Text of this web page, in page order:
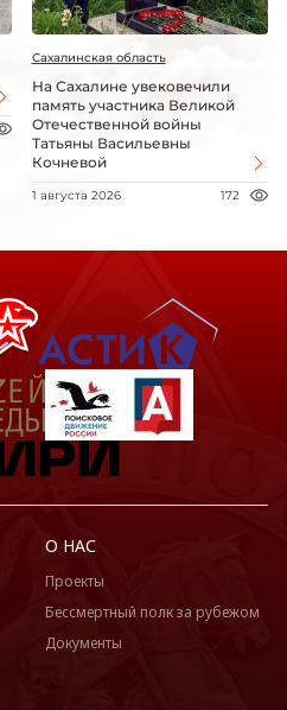
Сахалинская область
На Сахалине увековечили
память участника Великой
Отечественной войны
Татьяны Васильевны
Кочневой
1 августа 2026 172
О НАС
Проекты
Бессмертный полк за рубежом
Документы